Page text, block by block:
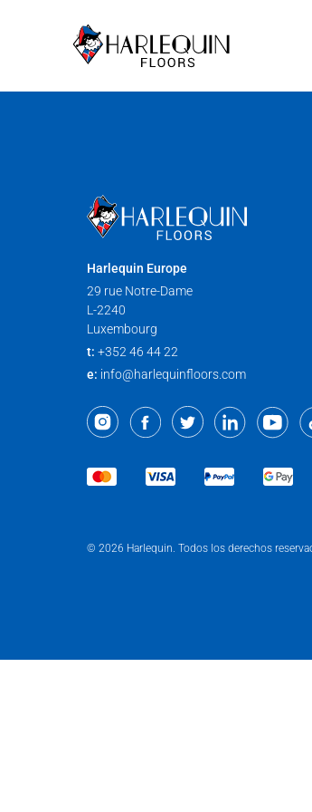
Harlequin Europe
29 rue Notre-Dame
L-2240
Luxembourg
t: +352 46 44 22
e: info@harlequinfloors.com
© 2026 Harlequin. Todos los derechos